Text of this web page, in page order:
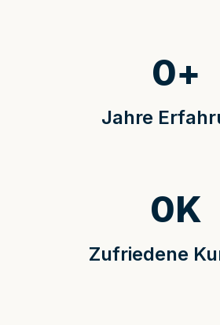
Jahre
0+
Zufriedene
0K